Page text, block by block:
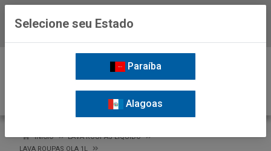
INÍCIO
LAVA ROUPAS LIQUIDO
LAVA ROUPAS OLA 1L
Selecione seu Estado
Paraíba
Alagoas